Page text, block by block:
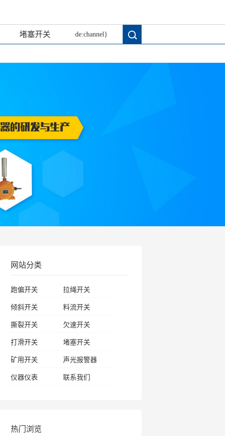
堵塞开关 de:channel}
网站分类
跑偏开关 拉绳开关
倾斜开关 料流开关
撕裂开关 欠速开关
打滑开关 堵塞开关
矿用开关 声光报警器
仪器仪表 联系我们
热门浏览